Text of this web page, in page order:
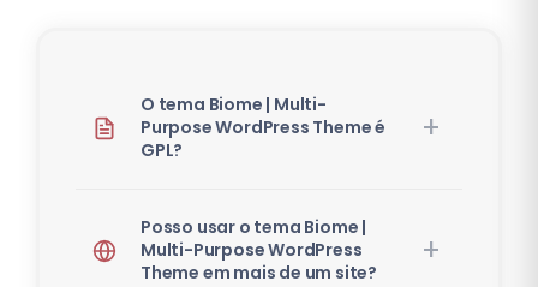
O tema Biome | Multi-
Purpose WordPress Theme é
GPL?
Posso usar o tema Biome |
Multi-Purpose WordPress
Theme em mais de um site?